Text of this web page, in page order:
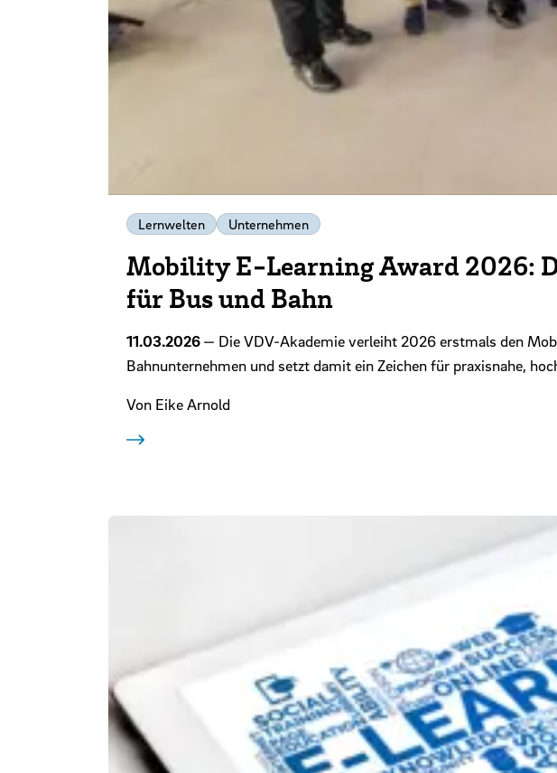
Lernwelten Unternehmen
Mobility E-Learning Award 2026:
für Bus und Bahn
11.03.2026— Die VDV-Akademie verleiht 2026 erstmals den
Bahnunternehmen und setzt damit ein Zeichen für praxisnahe,
Von Eike Arnold